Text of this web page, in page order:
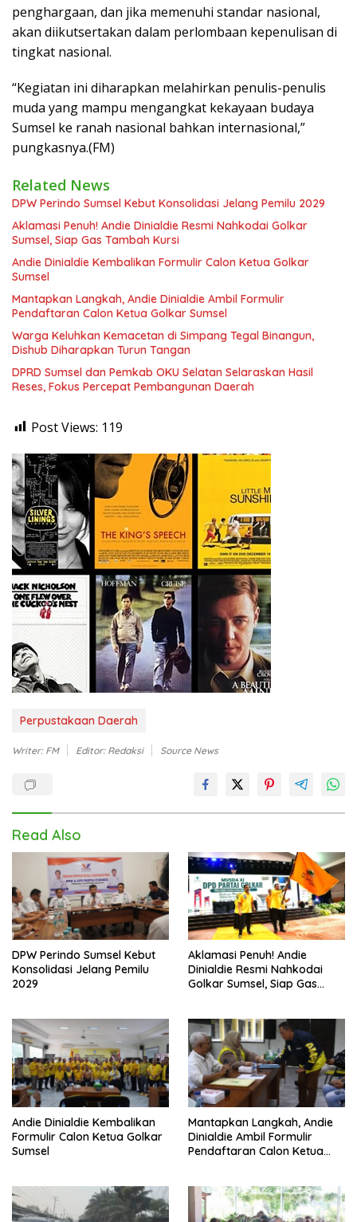
penghargaan, dan jika memenuhi standar nasional,
akan diikutsertakan dalam perlombaan kepenulisan di
tingkat nasional.
“Kegiatan ini diharapkan melahirkan penulis-penulis
muda yang mampu mengangkat kekayaan budaya
Sumsel ke ranah nasional bahkan internasional,”
pungkasnya.(FM)
Related News
DPW Perindo Sumsel Kebut Konsolidasi Jelang Pemilu 2029
Aklamasi Penuh! Andie Dinialdie Resmi Nahkodai Golkar
Sumsel, Siap Gas Tambah Kursi
Andie Dinialdie Kembalikan Formulir Calon Ketua Golkar
Sumsel
Mantapkan Langkah, Andie Dinialdie Ambil Formulir
Pendaftaran Calon Ketua Golkar Sumsel
Warga Keluhkan Kemacetan di Simpang Tegal Binangun,
Dishub Diharapkan Turun Tangan
DPRD Sumsel dan Pemkab OKU Selatan Selaraskan Hasil
Reses, Fokus Percepat Pembangunan Daerah
Post Views: 119
Perpustakaan Daerah
Writer: FM Editor: Redaksi Source News
Read Also
DPW Perindo Sumsel Kebut
Konsolidasi Jelang Pemilu
2029
Aklamasi Penuh! Andie
Dinialdie Resmi Nahkodai
Golkar Sumsel, Siap Gas
Andie Dinialdie Kembalikan
Formulir Calon Ketua Golkar
Sumsel
Mantapkan Langkah, Andie
Dinialdie Ambil Formulir
Pendaftaran Calon Ketua